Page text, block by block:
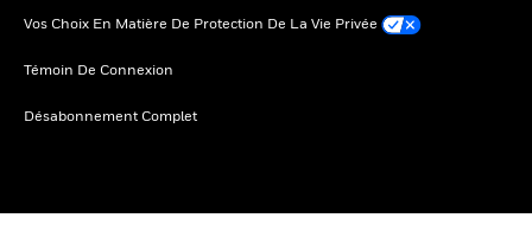
Vos Choix En Matière De Protection De La Vie Privée
Témoin De Connexion
Désabonnement Complet